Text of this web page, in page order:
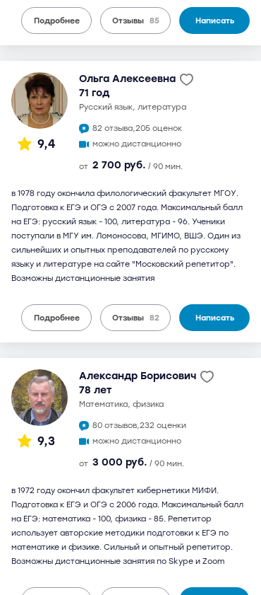
Подробнее Отзывы 85 Написать
9,4
Ольга Алексеевна
71 год
русский язык, литература
82 отзыва,205 оценок
можно дистанционно
от 2 700 руб. / 90 мин.
в 1978 году окончила филологический факультет МГОУ.
Подготовка к ЕГЭ и ОГЭ с 2007 года. Максимальный балл
на ЕГЭ: русский язык - 100, литература - 96. Ученики
поступали в МГУ им. Ломоносова, МГИМО, ВШЭ. Один из
сильнейших и опытных преподавателей по русскому
языку и литературе на сайте "Московский репетитор".
Возможны дистанционные занятия
Подробнее Отзывы 82 Написать
9,3
Александр Борисович
78 лет
математика, физика
80 отзывов,232 оценки
можно дистанционно
от 3 000 руб. / 90 мин.
в 1972 году окончил факультет кибернетики МИФИ.
Подготовка к ЕГЭ и ОГЭ с 2006 года. Максимальный балл
на ЕГЭ: математика - 100, физика - 85. Репетитор
использует авторские методики подготовки к ЕГЭ по
математике и физике. Сильный и опытный репетитор.
Возможны дистанционные занятия по Skype и Zoom